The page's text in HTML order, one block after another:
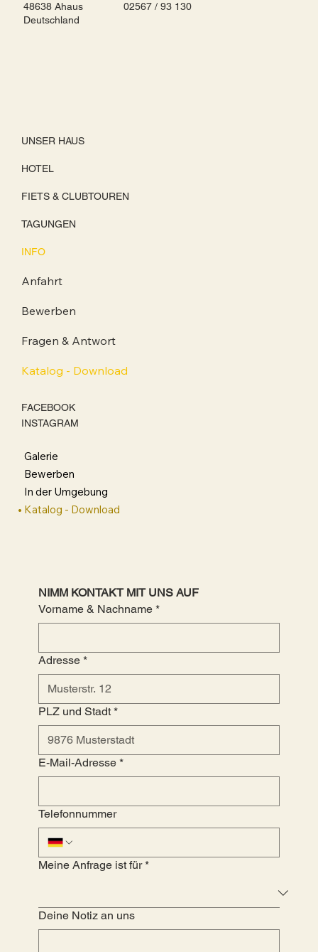
NIMM KONTAKT MIT UNS AUF
Vorname & Nachname *
Adresse *
PLZ und Stadt *
E-Mail-Adresse *
Telefonnummer
Meine Anfrage ist für *
Deine Notiz an uns
UNSER HAUS
HOTEL
FIETS & CLUBTOUREN
TAGUNGEN
INFO
Anfahrt
Bewerben
Fragen & Antwort
Katalog - Download
FACEBOOK
INSTAGRAM
Galerie
Bewerben
In der Umgebung
Katalog - Download
48638 Ahaus
Deutschland
02567 / 93 130